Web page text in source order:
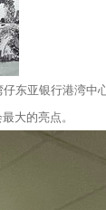
东亚银行港湾中
大的亮点。